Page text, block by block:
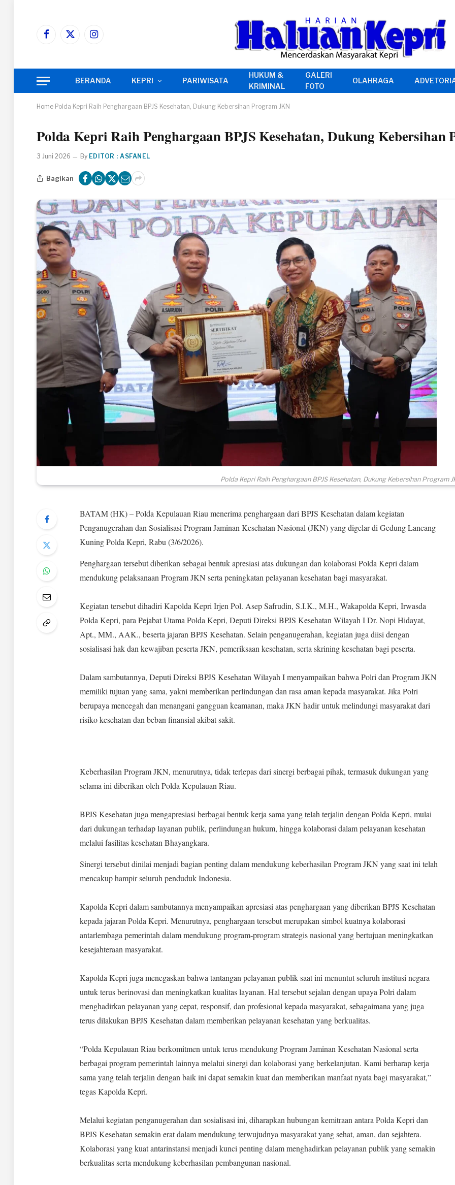
Facebook
X
Instagram
BERANDA KEPRI PARIWISATA
HUKUM &
KRIMINAL
GALERI
FOTO
OLAHRAGA
Home ‎Polda Kepri Raih Penghargaan BPJS Kesehatan, Dukung Kebersihan Program JKN
‎Polda Kepri Raih Penghargaan BPJS Kesehatan, Dukung Kebersihan
3 Juni 2026 By EDITOR : ASFANEL
Bagikan
‎Polda Kepri Raih Penghargaan BPJS Kesehatan, Dukung Kebersihan Program
‎BATAM (HK) – Polda Kepulauan Riau menerima penghargaan dari BPJS Kesehatan dalam kegiatan
Penganugerahan dan Sosialisasi Program Jaminan Kesehatan Nasional (JKN) yang digelar di Gedung Lancang
Kuning Polda Kepri, Rabu (3/6/2026).
Penghargaan tersebut diberikan sebagai bentuk apresiasi atas dukungan dan kolaborasi Polda Kepri dalam
mendukung pelaksanaan Program JKN serta peningkatan pelayanan kesehatan bagi masyarakat.
‎Kegiatan tersebut dihadiri Kapolda Kepri Irjen Pol. Asep Safrudin, S.I.K., M.H., Wakapolda Kepri, Irwasda
Polda Kepri, para Pejabat Utama Polda Kepri, Deputi Direksi BPJS Kesehatan Wilayah I Dr. Nopi Hidayat,
Apt., MM., AAK., beserta jajaran BPJS Kesehatan. Selain penganugerahan, kegiatan juga diisi dengan
sosialisasi hak dan kewajiban peserta JKN, pemeriksaan kesehatan, serta skrining kesehatan bagi peserta.
‎Dalam sambutannya, Deputi Direksi BPJS Kesehatan Wilayah I menyampaikan bahwa Polri dan Program JKN
memiliki tujuan yang sama, yakni memberikan perlindungan dan rasa aman kepada masyarakat. Jika Polri
berupaya mencegah dan menangani gangguan keamanan, maka JKN hadir untuk melindungi masyarakat dari
risiko kesehatan dan beban finansial akibat sakit.
Keberhasilan Program JKN, menurutnya, tidak terlepas dari sinergi berbagai pihak, termasuk dukungan yang
selama ini diberikan oleh Polda Kepulauan Riau.
‎BPJS Kesehatan juga mengapresiasi berbagai bentuk kerja sama yang telah terjalin dengan Polda Kepri, mulai
dari dukungan terhadap layanan publik, perlindungan hukum, hingga kolaborasi dalam pelayanan kesehatan
melalui fasilitas kesehatan Bhayangkara.
Sinergi tersebut dinilai menjadi bagian penting dalam mendukung keberhasilan Program JKN yang saat ini telah
mencakup hampir seluruh penduduk Indonesia.
‎Kapolda Kepri dalam sambutannya menyampaikan apresiasi atas penghargaan yang diberikan BPJS Kesehatan
kepada jajaran Polda Kepri. Menurutnya, penghargaan tersebut merupakan simbol kuatnya kolaborasi
antarlembaga pemerintah dalam mendukung program-program strategis nasional yang bertujuan meningkatkan
kesejahteraan masyarakat.
‎Kapolda Kepri juga menegaskan bahwa tantangan pelayanan publik saat ini menuntut seluruh institusi negara
untuk terus berinovasi dan meningkatkan kualitas layanan. Hal tersebut sejalan dengan upaya Polri dalam
menghadirkan pelayanan yang cepat, responsif, dan profesional kepada masyarakat, sebagaimana yang juga
terus dilakukan BPJS Kesehatan dalam memberikan pelayanan kesehatan yang berkualitas.
‎“Polda Kepulauan Riau berkomitmen untuk terus mendukung Program Jaminan Kesehatan Nasional serta
berbagai program pemerintah lainnya melalui sinergi dan kolaborasi yang berkelanjutan. Kami berharap kerja
sama yang telah terjalin dengan baik ini dapat semakin kuat dan memberikan manfaat nyata bagi masyarakat,”
tegas Kapolda Kepri.
‎Melalui kegiatan penganugerahan dan sosialisasi ini, diharapkan hubungan kemitraan antara Polda Kepri dan
BPJS Kesehatan semakin erat dalam mendukung terwujudnya masyarakat yang sehat, aman, dan sejahtera.
Kolaborasi yang kuat antarinstansi menjadi kunci penting dalam menghadirkan pelayanan publik yang semakin
berkualitas serta mendukung keberhasilan pembangunan nasional.